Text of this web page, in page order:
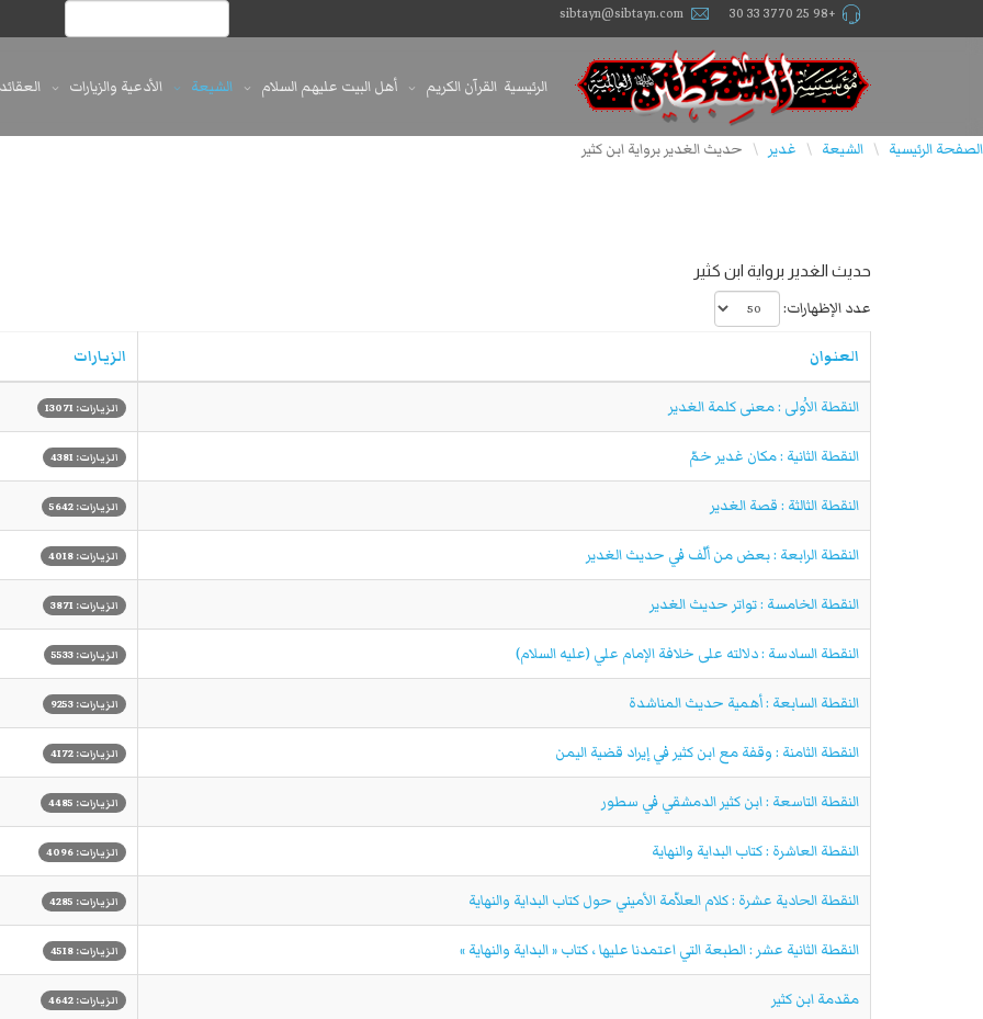
+98 25 3770 33 30
sibtayn@sibtayn.com
الرئيسية القرآن الكريم أهل البيت عليهم السلام الشيعة الأدعية والزيارات العقائد
الصفحة الرئيسية \ الشيعة \ غدير \ حديث الغدير برواية ابن كثير
حديث الغدير برواية ابن كثير
عدد الإظهارات:
العنوان الزيارات
النقطة الاُولى : معنى كلمة الغدير الزيارات: 13071
النقطة الثانية : مكان غدير خمّ الزيارات: 4381
النقطة الثالثة : قصة الغدير الزيارات: 5642
النقطة الرابعة : بعض من ألّف في حديث الغدير الزيارات: 4018
النقطة الخامسة : تواتر حديث الغدير الزيارات: 3871
النقطة السادسة : دلالته على خلافة الإمام علي (عليه السلام) الزيارات: 5533
النقطة السابعة : أهمية حديث المناشدة الزيارات: 9253
النقطة الثامنة : وقفة مع ابن كثير في إيراد قضية اليمن الزيارات: 4172
النقطة التاسعة : ابن كثير الدمشقي في سطور الزيارات: 4485
النقطة العاشرة : كتاب البداية والنهاية الزيارات: 4096
النقطة الحادية عشرة : كلام العلاّمة الأميني حول كتاب البداية والنهاية الزيارات: 4285
النقطة الثانية عشر : الطبعة التي اعتمدنا عليها ، كتاب « البداية والنهاية » الزيارات: 4518
مقدمة ابن كثير الزيارات: 4642